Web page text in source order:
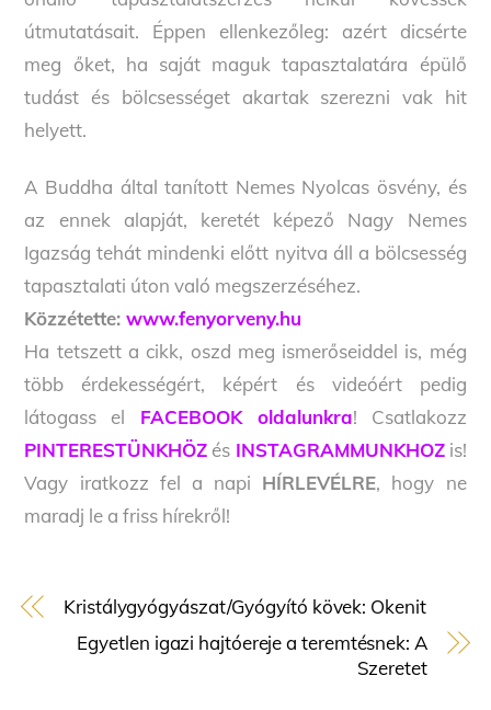
útmutatásait. Éppen ellenkezőleg: azért dicsérte
meg őket, ha saját maguk tapasztalatára épülő
tudást és bölcsességet akartak szerezni vak hit
helyett.
A Buddha által tanított Nemes Nyolcas ösvény, és
az ennek alapját, keretét képező Nagy Nemes
Igazság tehát mindenki előtt nyitva áll a bölcsesség
tapasztalati úton való megszerzéséhez.
Közzétette:www.fenyorveny.hu
Ha tetszett a cikk, oszd meg ismerőseiddel is, még
több érdekességért, képért és videóért pedig
látogass el FACEBOOK oldalunkra! Csatlakozz
PINTERESTÜNKHÖZ és INSTAGRAMMUNKHOZis!
Vagy iratkozz fel a napi HÍRLEVÉLRE, hogy ne
maradj le a friss hírekről!
Kristálygyógyászat/Gyógyító kövek: Okenit
Egyetlen igazi hajtóereje a teremtésnek: A
Szeretet